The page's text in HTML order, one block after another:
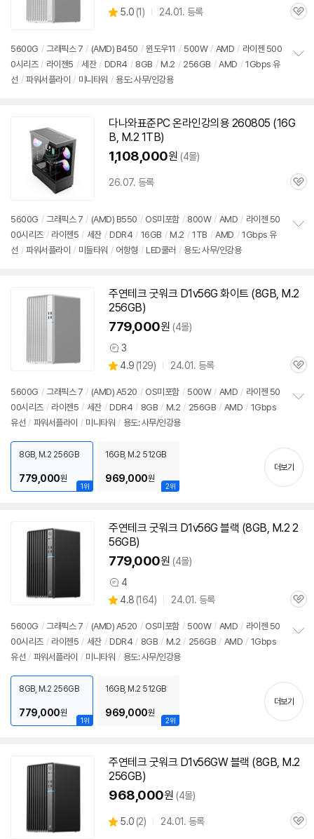
별
5.0 (상
1) 24.01. 등록
관
5600G / 그래픽스 7 / (AMD) B450 / 윈도우11 / 500W / AMD / 라이젠 500
0시리즈 / 라이젠5 / 세잔 / DDR4 / 8GB / M.2 / 256GB / AMD / 1Gbps 유
선 / 파워서플라이 / 미니타워 / 용도: 사무/인강용
다나와표준PC 온라인강의용 260805 (16G
B, M.2 1TB)
1,108,000원 (4몰)
26.07. 등록
관
5600G / 그래픽스 7 / (AMD) B550 / OS미포함 / 800W / AMD / 라이젠 50
00시리즈 / 라이젠5 / 세잔 / DDR4 / 16GB / M.2 / 1TB / AMD / 1Gbps 유
선 / 파워서플라이 / 미들타워 / 어항형 / LED쿨러 / 용도: 사무/인강용
기
주연테크 굿워크 D1v56G 화이트 (8GB, M.2
256GB)
779,000원 (4몰)
상
품
견
3
별
점
4.9 (상
리
뷰
129) 24.01. 등록
관
5600G / 그래픽스 7 / (AMD) A520 / OS미포함 / 500W / AMD / 라이젠 50
00시리즈 / 라이젠5 / 세잔 / DDR4 / 8GB / M.2 / 256GB / AMD / 1Gbps
유선 / 파워서플라이 / 미니타워 / 용도: 사무/인강용
기
1위
8GB, M.2 256GB
779,000원
2위
16GB, M.2 512GB
969,000원
더보기
주연테크 굿워크 D1v56G 블랙 (8GB, M.2 2
56GB)
779,000원 (4몰)
상
품
견
4
별
점
4.8 (상
리
뷰
164) 24.01. 등록
관
5600G / 그래픽스 7 / (AMD) A520 / OS미포함 / 500W / AMD / 라이젠 50
00시리즈 / 라이젠5 / 세잔 / DDR4 / 8GB / M.2 / 256GB / AMD / 1Gbps
유선 / 파워서플라이 / 미니타워 / 용도: 사무/인강용
기
1위
8GB, M.2 256GB
779,000원
2위
16GB, M.2 512GB
969,000원
더보기
주연테크 굿워크 D1v56GW 블랙 (8GB, M.2
256GB)
968,000원 (4몰)
별
5.0 (상
2) 24.01. 등록
관